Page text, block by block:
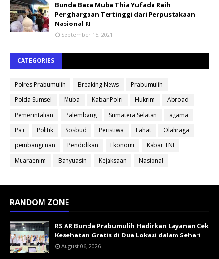
Bunda Baca Muba Thia Yufada Raih
Penghargaan Tertinggi dari Perpustakaan
Nasional RI
September 15, 2021
CATEGORIES
Polres Prabumulih Breaking News
Prabumulih
Polda Sumsel
Muba Kabar Polri Hukrim
Abroad
Pemerintahan
Palembang Sumatera Selatan
agama
Pali
Politik Sosbud Peristiwa Lahat
Olahraga
pembangunan
Pendidikan Ekonomi
Kabar TNI
Muaraenim
Banyuasin Kejaksaan Nasional
RANDOM ZONE
RS AR Bunda Prabumulih Hadirkan Layanan Cek
Kesehatan Gratis di Dua Lokasi dalam Sehari
August 06, 2026